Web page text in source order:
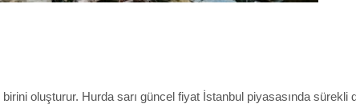
oluşturur. Hurda sarı güncel fiyat İstanbul piyasasında